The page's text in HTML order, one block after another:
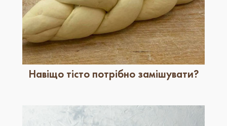
​Навіщо тісто потрібно замішувати?